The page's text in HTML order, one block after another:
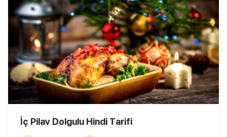
İç Pilav Dolgulu Hindi Tarifi